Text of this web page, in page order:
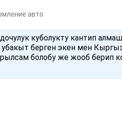
авто
куболукту кантип
берген экен мен
болобу же жооб берип